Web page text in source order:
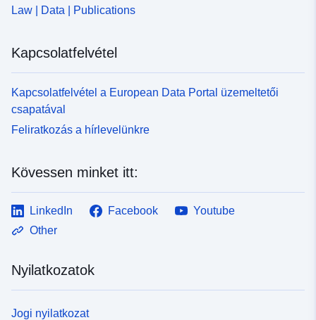
Law | Data | Publications
Kapcsolatfelvétel
Kapcsolatfelvétel a European Data Portal üzemeltetői
csapatával
Feliratkozás a hírlevelünkre
Kövessen minket itt:
LinkedIn Facebook
Youtube
Other
Nyilatkozatok
Jogi nyilatkozat